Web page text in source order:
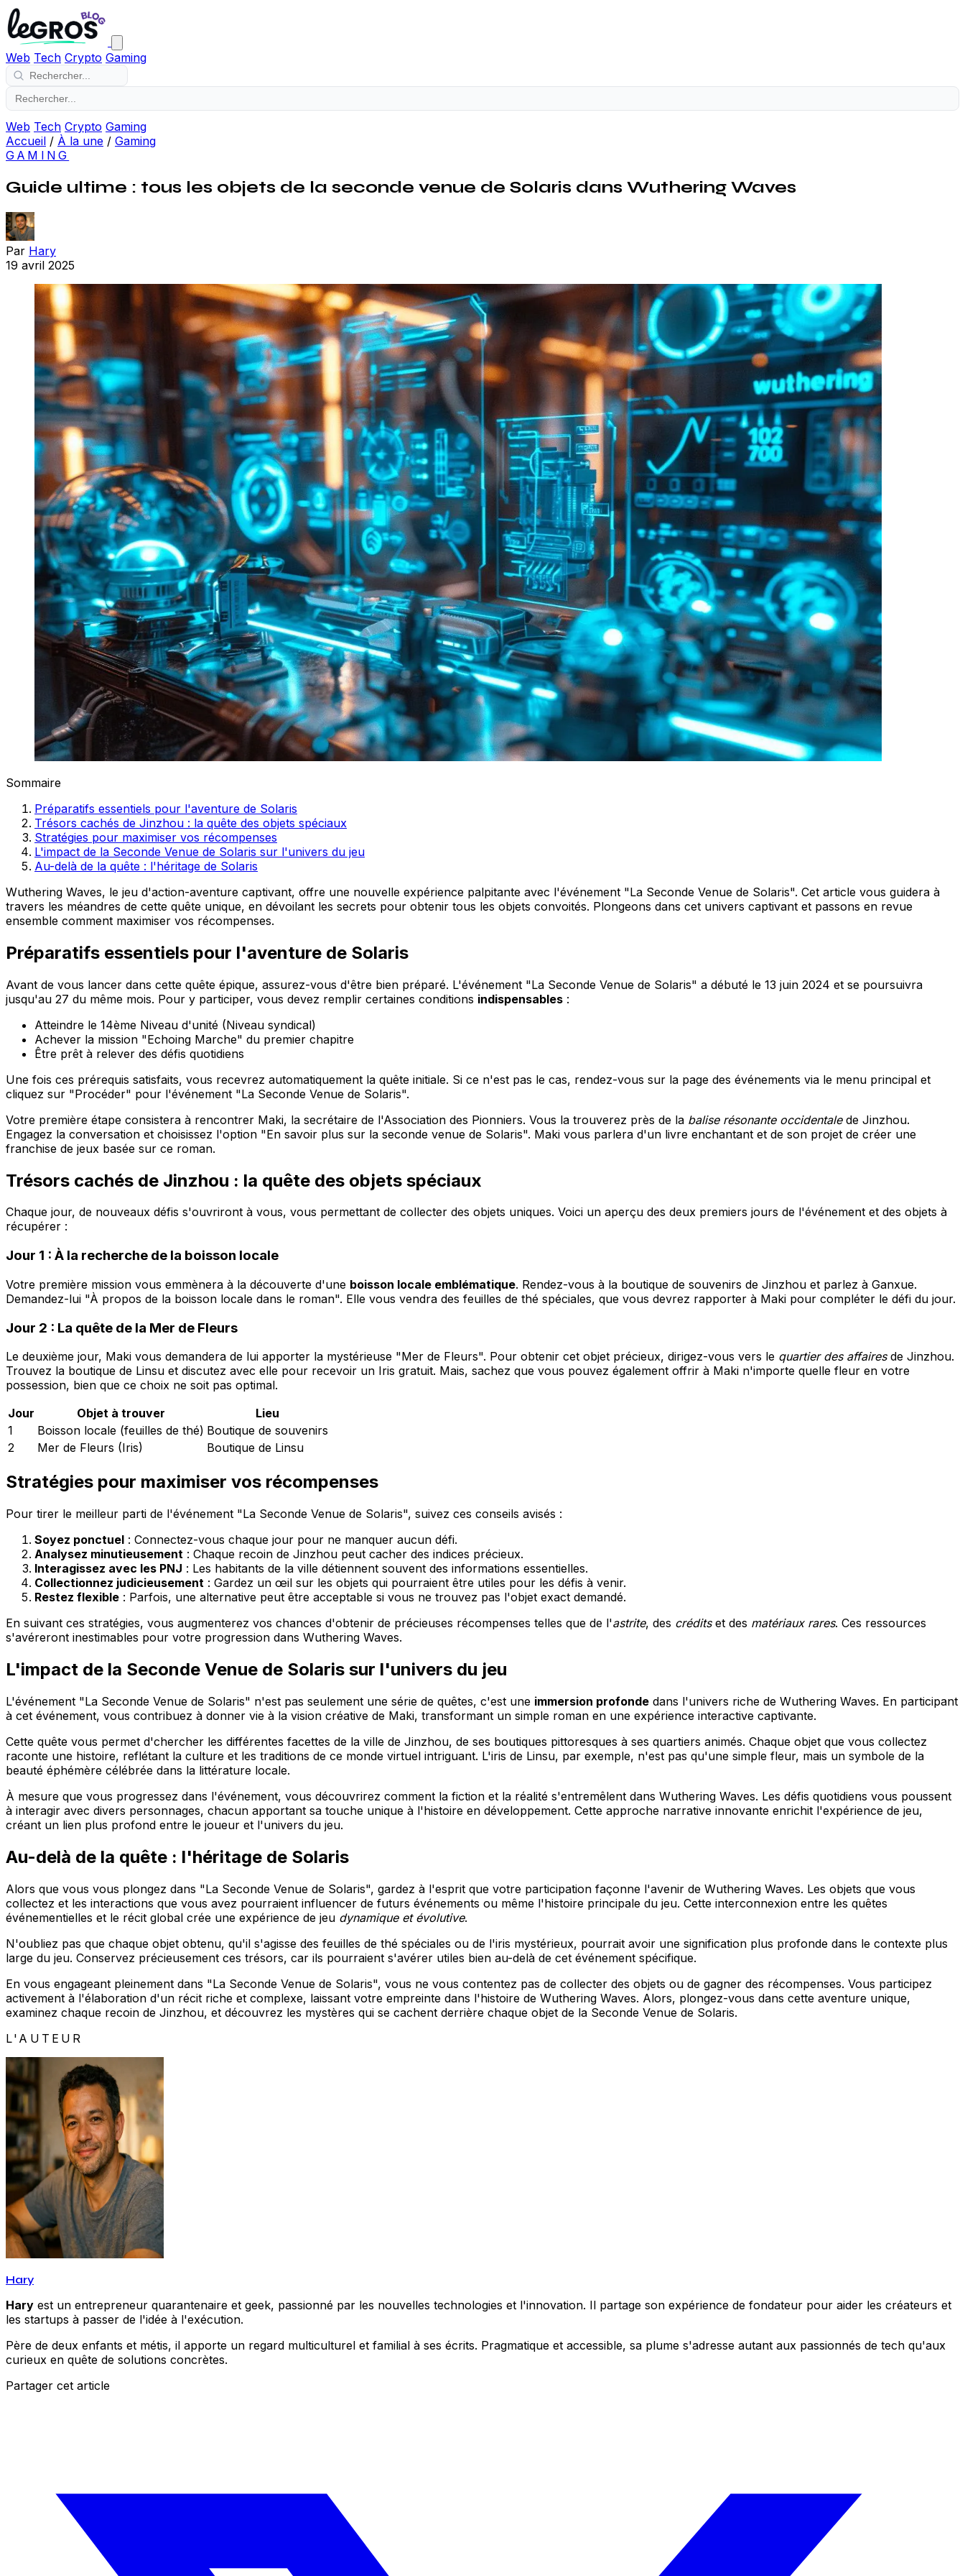
Web Tech Crypto Gaming
Web Tech Crypto Gaming
Accueil / À la une / Gaming
GAMING
Guide ultime : tous les objets de la seconde venue de Solaris dans Wuthering Waves
Par Hary
19 avril 2025
Sommaire
Préparatifs essentiels pour l'aventure de Solaris
Trésors cachés de Jinzhou : la quête des objets spéciaux
Stratégies pour maximiser vos récompenses
L'impact de la Seconde Venue de Solaris sur l'univers du jeu
Au-delà de la quête : l'héritage de Solaris
Wuthering Waves, le jeu d'action-aventure captivant, offre une nouvelle expérience palpitante avec l'événement "La Seconde Venue de Solaris". Cet article vous guidera à
travers les méandres de cette quête unique, en dévoilant les secrets pour obtenir tous les objets convoités. Plongeons dans cet univers captivant et passons en revue
ensemble comment maximiser vos récompenses.
Préparatifs essentiels pour l'aventure de Solaris
Avant de vous lancer dans cette quête épique, assurez-vous d'être bien préparé. L'événement "La Seconde Venue de Solaris" a débuté le 13 juin 2024 et se poursuivra
jusqu'au 27 du même mois. Pour y participer, vous devez remplir certaines conditions indispensables :
Atteindre le 14ème Niveau d'unité (Niveau syndical)
Achever la mission "Echoing Marche" du premier chapitre
Être prêt à relever des défis quotidiens
Une fois ces prérequis satisfaits, vous recevrez automatiquement la quête initiale. Si ce n'est pas le cas, rendez-vous sur la page des événements via le menu principal et
cliquez sur "Procéder" pour l'événement "La Seconde Venue de Solaris".
Votre première étape consistera à rencontrer Maki, la secrétaire de l'Association des Pionniers. Vous la trouverez près de la balise résonante occidentalede Jinzhou.
Engagez la conversation et choisissez l'option "En savoir plus sur la seconde venue de Solaris". Maki vous parlera d'un livre enchantant et de son projet de créer une
franchise de jeux basée sur ce roman.
Trésors cachés de Jinzhou : la quête des objets spéciaux
Chaque jour, de nouveaux défis s'ouvriront à vous, vous permettant de collecter des objets uniques. Voici un aperçu des deux premiers jours de l'événement et des objets à
récupérer :
Jour 1 : À la recherche de la boisson locale
Votre première mission vous emmènera à la découverte d'une boisson locale emblématique. Rendez-vous à la boutique de souvenirs de Jinzhou et parlez à Ganxue.
Demandez-lui "À propos de la boisson locale dans le roman". Elle vous vendra des feuilles de thé spéciales, que vous devrez rapporter à Maki pour compléter le défi du jour.
Jour 2 : La quête de la Mer de Fleurs
Le deuxième jour, Maki vous demandera de lui apporter la mystérieuse "Mer de Fleurs". Pour obtenir cet objet précieux, dirigez-vous vers le quartier des affairesde Jinzhou.
Trouvez la boutique de Linsu et discutez avec elle pour recevoir un Iris gratuit. Mais, sachez que vous pouvez également offrir à Maki n'importe quelle fleur en votre
possession, bien que ce choix ne soit pas optimal.
Jour
Objet à trouver
Lieu
1
Boisson locale (feuilles de thé) Boutique de souvenirs
2
Mer de Fleurs (Iris) Boutique de Linsu
Stratégies pour maximiser vos récompenses
Pour tirer le meilleur parti de l'événement "La Seconde Venue de Solaris", suivez ces conseils avisés :
Soyez ponctuel : Connectez-vous chaque jour pour ne manquer aucun défi.
Analysez minutieusement : Chaque recoin de Jinzhou peut cacher des indices précieux.
Interagissez avec les PNJ : Les habitants de la ville détiennent souvent des informations essentielles.
Collectionnez judicieusement : Gardez un œil sur les objets qui pourraient être utiles pour les défis à venir.
Restez flexible : Parfois, une alternative peut être acceptable si vous ne trouvez pas l'objet exact demandé.
En suivant ces stratégies, vous augmenterez vos chances d'obtenir de précieuses récompenses telles que de l'astrite, des créditset des matériaux rares. Ces ressources
s'avéreront inestimables pour votre progression dans Wuthering Waves.
L'impact de la Seconde Venue de Solaris sur l'univers du jeu
L'événement "La Seconde Venue de Solaris" n'est pas seulement une série de quêtes, c'est une immersion profonde dans l'univers riche de Wuthering Waves. En participant
à cet événement, vous contribuez à donner vie à la vision créative de Maki, transformant un simple roman en une expérience interactive captivante.
Cette quête vous permet d'chercher les différentes facettes de la ville de Jinzhou, de ses boutiques pittoresques à ses quartiers animés. Chaque objet que vous collectez
raconte une histoire, reflétant la culture et les traditions de ce monde virtuel intriguant. L'iris de Linsu, par exemple, n'est pas qu'une simple fleur, mais un symbole de la
beauté éphémère célébrée dans la littérature locale.
À mesure que vous progressez dans l'événement, vous découvrirez comment la fiction et la réalité s'entremêlent dans Wuthering Waves. Les défis quotidiens vous poussent
à interagir avec divers personnages, chacun apportant sa touche unique à l'histoire en développement. Cette approche narrative innovante enrichit l'expérience de jeu,
créant un lien plus profond entre le joueur et l'univers du jeu.
Au-delà de la quête : l'héritage de Solaris
Alors que vous vous plongez dans "La Seconde Venue de Solaris", gardez à l'esprit que votre participation façonne l'avenir de Wuthering Waves. Les objets que vous
collectez et les interactions que vous avez pourraient influencer de futurs événements ou même l'histoire principale du jeu. Cette interconnexion entre les quêtes
événementielles et le récit global crée une expérience de jeu dynamique et évolutive.
N'oubliez pas que chaque objet obtenu, qu'il s'agisse des feuilles de thé spéciales ou de l'iris mystérieux, pourrait avoir une signification plus profonde dans le contexte plus
large du jeu. Conservez précieusement ces trésors, car ils pourraient s'avérer utiles bien au-delà de cet événement spécifique.
En vous engageant pleinement dans "La Seconde Venue de Solaris", vous ne vous contentez pas de collecter des objets ou de gagner des récompenses. Vous participez
activement à l'élaboration d'un récit riche et complexe, laissant votre empreinte dans l'histoire de Wuthering Waves. Alors, plongez-vous dans cette aventure unique,
examinez chaque recoin de Jinzhou, et découvrez les mystères qui se cachent derrière chaque objet de la Seconde Venue de Solaris.
L'AUTEUR
Hary
Hary est un entrepreneur quarantenaire et geek, passionné par les nouvelles technologies et l'innovation. Il partage son expérience de fondateur pour aider les créateurs et
les startups à passer de l'idée à l'exécution.
Père de deux enfants et métis, il apporte un regard multiculturel et familial à ses écrits. Pragmatique et accessible, sa plume s'adresse autant aux passionnés de tech qu'aux
curieux en quête de solutions concrètes.
Partager cet article